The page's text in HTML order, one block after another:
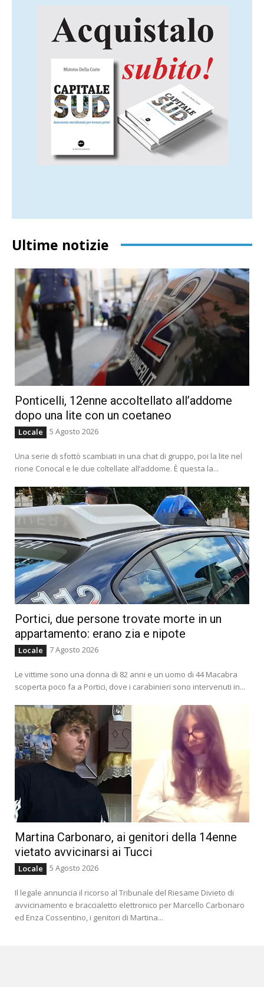
Ultime notizie
Ponticelli, 12enne accoltellato all’addome
dopo una lite con un coetaneo
Locale 5 Agosto 2026
Una serie di sfottò scambiati in una chat di gruppo, poi la lite nel
rione Conocal e le due coltellate all’addome. È questa la...
Portici, due persone trovate morte in un
appartamento: erano zia e nipote
Locale 7 Agosto 2026
Le vittime sono una donna di 82 anni e un uomo di 44 Macabra
scoperta poco fa a Portici, dove i carabinieri sono intervenuti in...
Martina Carbonaro, ai genitori della 14enne
vietato avvicinarsi ai Tucci
Locale 5 Agosto 2026
Il legale annuncia il ricorso al Tribunale del Riesame Divieto di
avvicinamento e braccialetto elettronico per Marcello Carbonaro
ed Enza Cossentino, i genitori di Martina...